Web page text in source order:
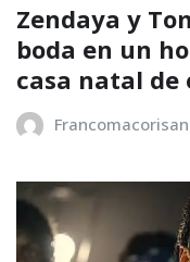
Zendaya y
boda en un
casa natal de